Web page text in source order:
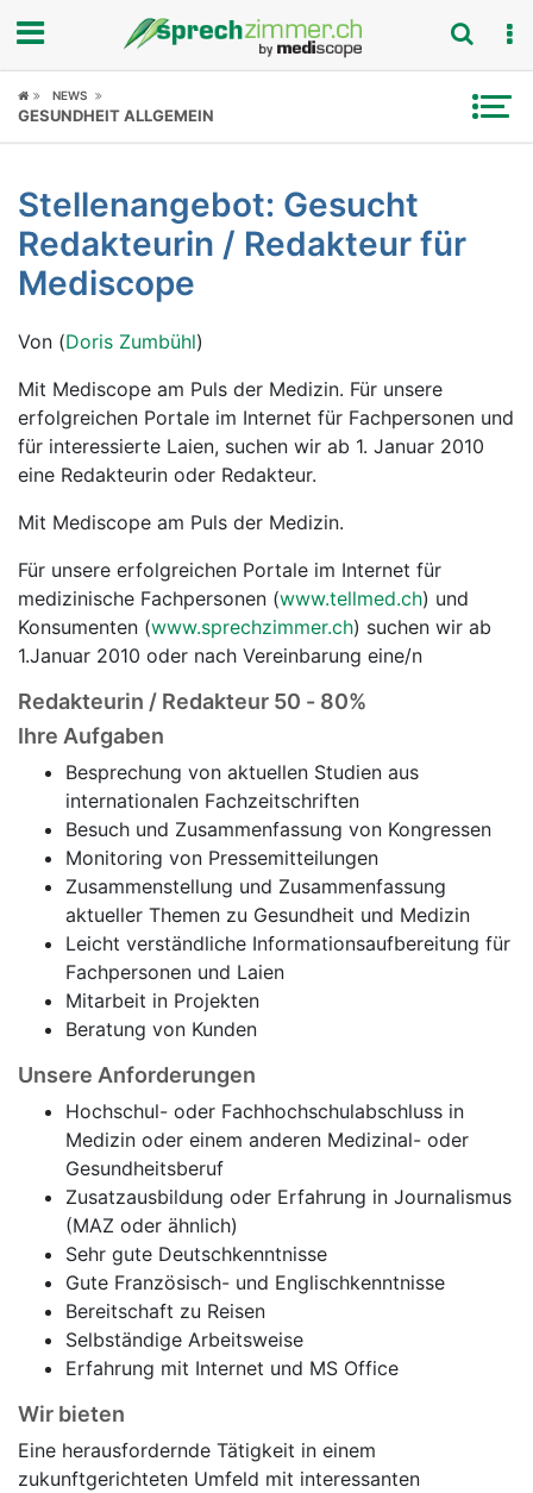
Fokus
Symptome
Untersuchungen
News
Ratgeber
Rubriken
NEWS
GESUNDHEIT ALLGEMEIN
Stellenangebot: Gesucht
Redakteurin / Redakteur für
Mediscope
Von (Doris Zumbühl)
Mit Mediscope am Puls der Medizin. Für unsere
erfolgreichen Portale im Internet für Fachpersonen und
für interessierte Laien, suchen wir ab 1. Januar 2010
eine Redakteurin oder Redakteur.
Mit Mediscope am Puls der Medizin.
Für unsere erfolgreichen Portale im Internet für
medizinische Fachpersonen (www.tellmed.ch) und
Konsumenten (www.sprechzimmer.ch) suchen wir ab
1.Januar 2010 oder nach Vereinbarung eine/n
Redakteurin / Redakteur 50 - 80%
Ihre Aufgaben
Besprechung von aktuellen Studien aus
internationalen Fachzeitschriften
Besuch und Zusammenfassung von Kongressen
Monitoring von Pressemitteilungen
Zusammenstellung und Zusammenfassung
aktueller Themen zu Gesundheit und Medizin
Leicht verständliche Informationsaufbereitung für
Fachpersonen und Laien
Mitarbeit in Projekten
Beratung von Kunden
Unsere Anforderungen
Hochschul- oder Fachhochschulabschluss in
Medizin oder einem anderen Medizinal- oder
Gesundheitsberuf
Zusatzausbildung oder Erfahrung in Journalismus
(MAZ oder ähnlich)
Sehr gute Deutschkenntnisse
Gute Französisch- und Englischkenntnisse
Bereitschaft zu Reisen
Selbständige Arbeitsweise
Erfahrung mit Internet und MS Office
Wir bieten
Eine herausfordernde Tätigkeit in einem
zukunftgerichteten Umfeld mit interessanten